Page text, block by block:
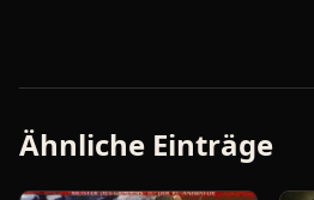
Ähnliche Einträge